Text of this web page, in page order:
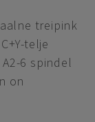
treipink
telje
6 spindel
on